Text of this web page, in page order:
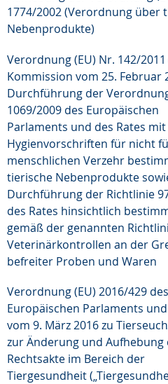
1774/2002 (Verordnung über
Nebenprodukte)
Verordnung (EU) Nr. 142/
Kommission vom 25. Februar
Durchführung der
1069/2009 des Europäischen
Parlaments und des Rates mit
Hygienvorschriften für nicht
menschlichen Verzehr
tierische Nebenprodukte
Durchführung der Richtlinie
des Rates hinsichtlich
gemäß der genannten
Veterinärkontrollen an der
befreiter Proben und Waren
Verordnung (EU) 2016/429 des
Europäischen Parlaments
vom 9. März 2016 zu
zur Änderung und Aufhebung
Rechtsakte im Bereich der
Tiergesundheit